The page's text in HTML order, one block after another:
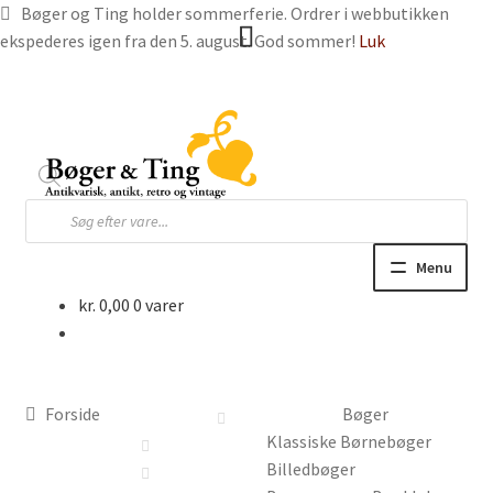
Bøger og Ting holder sommerferie. Ordrer i webbutikken
ekspederes igen fra den 5. august. God sommer! Luk
navigation
indhold
Products
search
Menu
kr. 0,00 0 varer
Forside
Bøger
Klassiske Børnebøger
Billedbøger